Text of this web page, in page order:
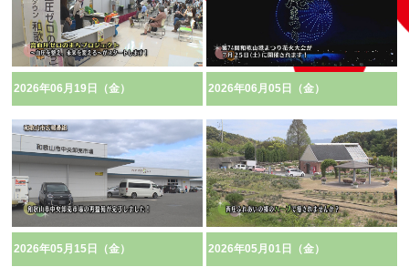
2026年06月19日（金） 2026年06月05日（金）
2026年05月15日（金） 2026年05月01日（金）